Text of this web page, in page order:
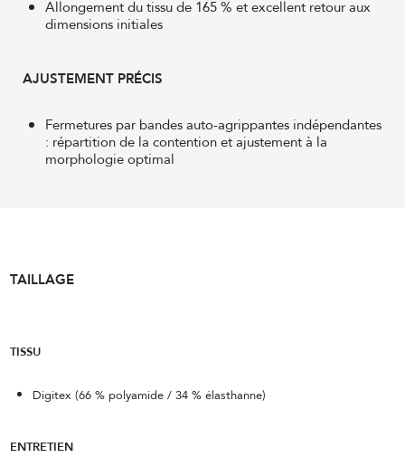
Allongement du tissu de 165 % et excellent retour aux
dimensions initiales
AJUSTEMENT PRÉCIS
Fermetures par bandes auto-agrippantes indépendantes
: répartition de la contention et ajustement à la
morphologie optimal
TAILLAGE
TISSU
Digitex (66 % polyamide / 34 % élasthanne)
ENTRETIEN